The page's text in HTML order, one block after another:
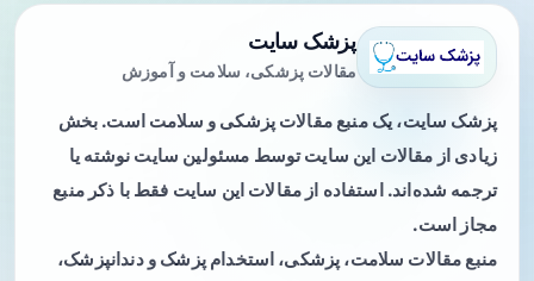
پزشک سایت
مقالات پزشکی، سلامت و آموزش
پزشک سایت، یک منبع مقالات پزشکی و سلامت است. بخش
زیادی از مقالات این سایت توسط مسئولین سایت نوشته یا
ترجمه شده‌اند. استفاده از مقالات این سایت فقط با ذکر منبع
مجاز است.
منبع مقالات سلامت، پزشکی، استخدام پزشک و دندانپزشک،